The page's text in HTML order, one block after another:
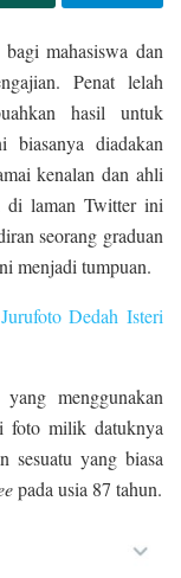
mahasiswa dan
Penat lelah
hasil untuk
biasanya diadakan
kenalan dan ahli
di laman Twitter ini
seorang graduan
menjadi tumpuan.
Dedah Isteri
menggunakan
foto milik datuknya
sesuatu yang biasa
pada usia 87 tahun.